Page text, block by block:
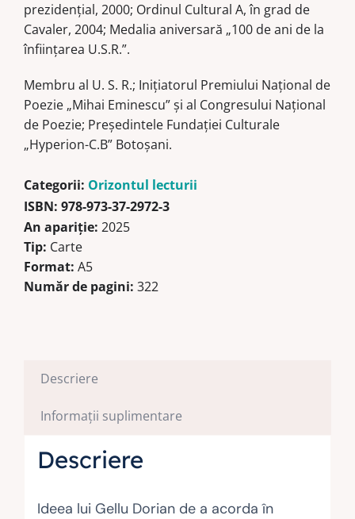
prezidențial, 2000; Ordinul Cultural A, în grad de
Cavaler, 2004; Medalia aniversară „100 de ani de la
înființarea U.S.R.”.
Membru al U. S. R.; Inițiatorul Premiului Național de
Poezie „Mihai Eminescu” și al Congresului Național
de Poezie; Președintele Fundației Culturale
„Hyperion-C.B” Botoșani.
Categorii: Orizontul lecturii
ISBN: 978-973-37-2972-3
An apariție: 2025
Tip: Carte
Format: A5
Număr de pagini: 322
Descriere
Informații suplimentare
Descriere
Ideea lui Gellu Dorian de a acorda în